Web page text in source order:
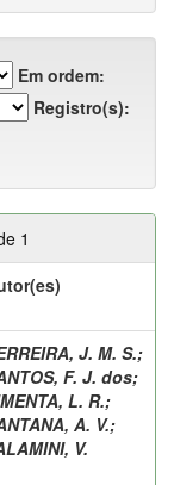
Em ordem:
Registro(s):
1
J. M. S.;
F. J. dos;
L. R.;
A. V.;
V.